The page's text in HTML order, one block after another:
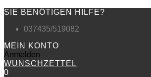
SIE BENÖTIGEN HILFE?
037435/519082
MEIN KONTO
Anmelden
WUNSCHZETTEL
0